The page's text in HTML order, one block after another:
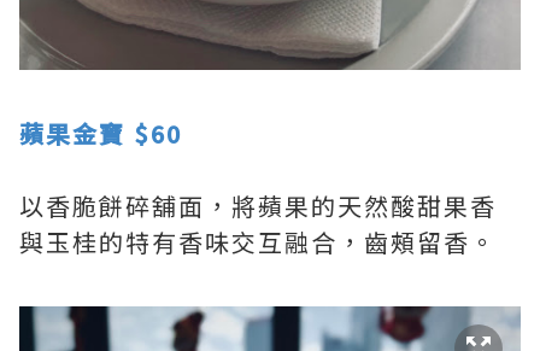
蘋果金寶 $60
以香脆餅碎舖面，將蘋果的天然酸甜果香
與玉桂的特有香味交互融合，齒頰留香。